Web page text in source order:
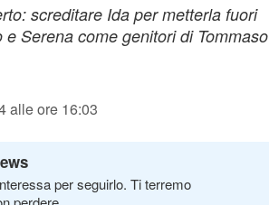
screditare Ida per metterla fuori
Serena come genitori di Tommaso
alle ore 16:03
per seguirlo. Ti terremo